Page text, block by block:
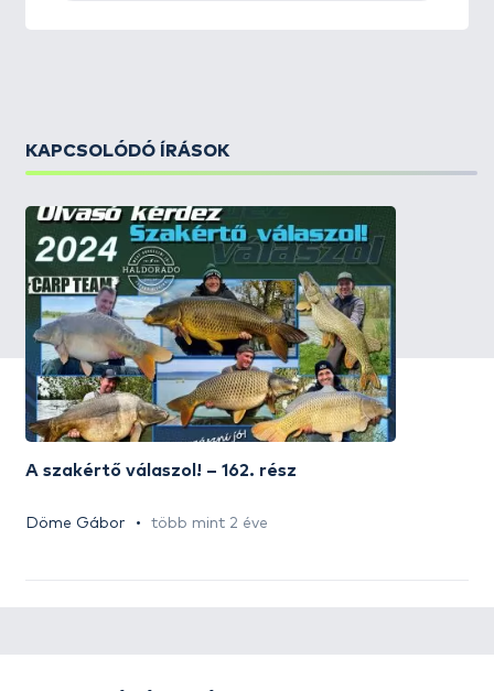
KAPCSOLÓDÓ ÍRÁSOK
A szakértő válaszol! – 162. rész
Döme Gábor több mint 2 éve